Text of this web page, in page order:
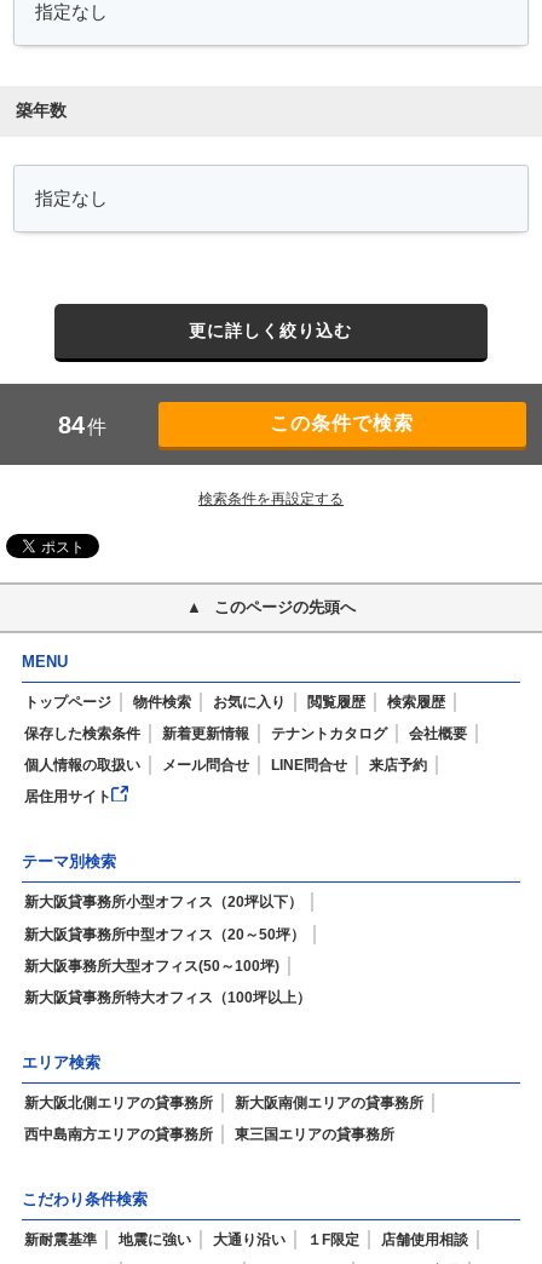
築年数
更に詳しく絞り込む
84件
検索条件を再設定する
このページの先頭へ
MENU
トップページ 物件検索 お気に入り 閲覧履歴
検索履歴
保存した検索条件
新着更新情報 テナントカタログ
会社概要
個人情報の取扱い
メール問合せ LINE問合せ
来店予約
居住用サイト
テーマ別検索
新大阪貸事務所小型オフィス（20坪以下）
新大阪貸事務所中型オフィス（20～50坪）
新大阪事務所大型オフィス(50～100坪)
新大阪貸事務所特大オフィス（100坪以上）
エリア検索
新大阪北側エリアの貸事務所
新大阪南側エリアの貸事務所
西中島南方エリアの貸事務所
東三国エリアの貸事務所
こだわり条件検索
新耐震基準 地震に強い 大通り沿い １F限定
店舗使用相談